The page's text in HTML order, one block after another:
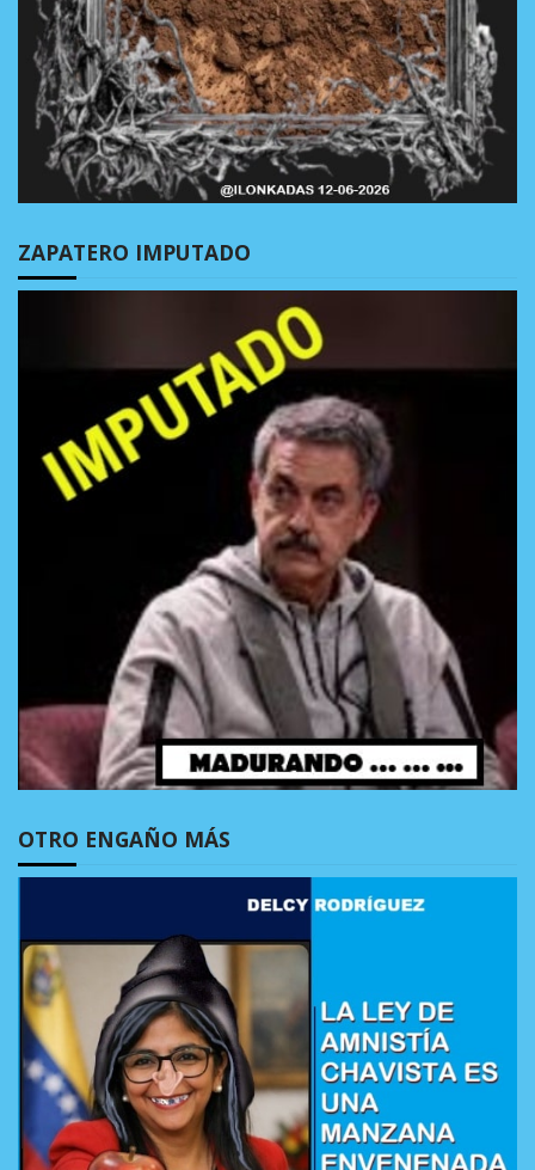
ZAPATERO IMPUTADO
OTRO ENGAÑO MÁS